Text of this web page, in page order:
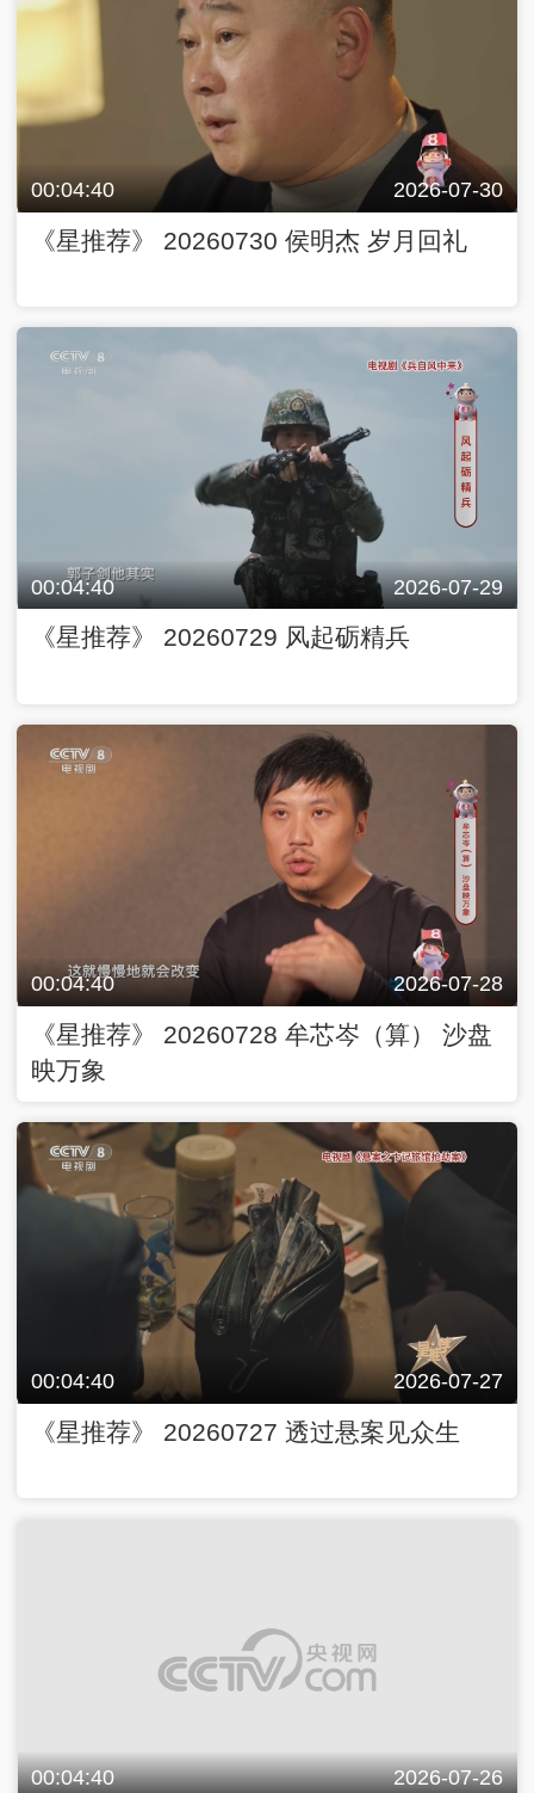
00:04:40 2026-07-30
《星推荐》 20260730 侯明杰 岁月回礼
00:04:40 2026-07-29
《星推荐》 20260729 风起砺精兵
00:04:40 2026-07-28
《星推荐》 20260728 牟芯岑（算） 沙盘
映万象
00:04:40 2026-07-27
《星推荐》 20260727 透过悬案见众生
00:04:40 2026-07-26